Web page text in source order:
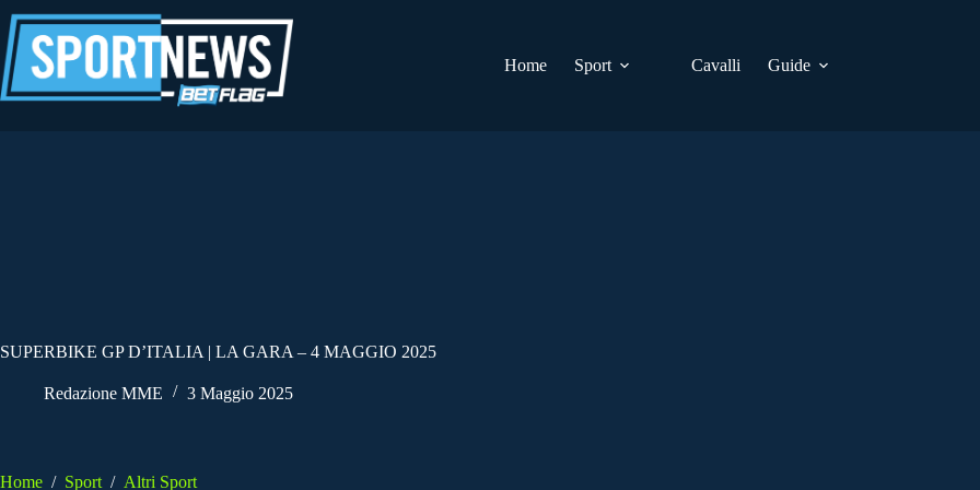
al
contenuto
Home
Sport Cavalli Guide
SUPERBIKE GP D’ITALIA | LA GARA – 4 MAGGIO 2025
Redazione MME 3 Maggio 2025
Home / Sport / Altri Sport